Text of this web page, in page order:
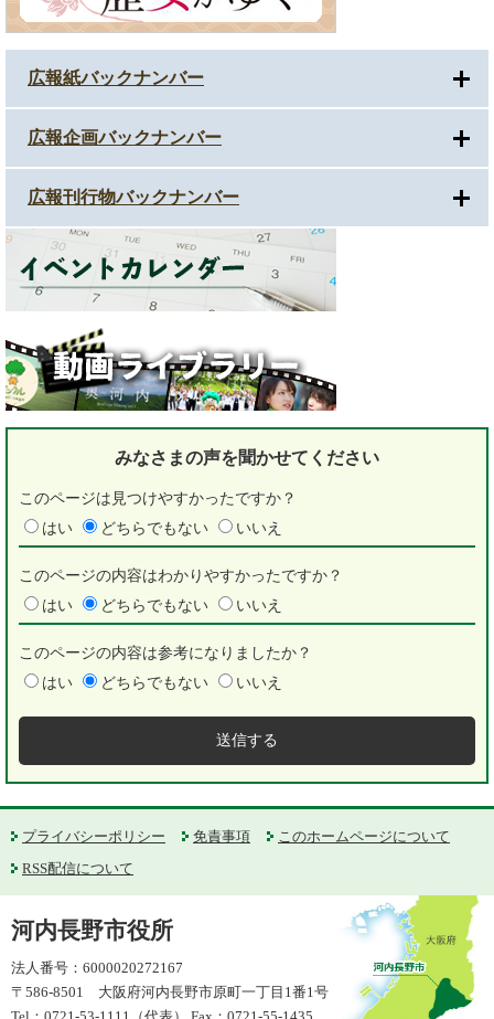
広報紙バックナンバー
広報企画バックナンバー
広報刊行物バックナンバー
みなさまの声を聞かせてください
このページは見つけやすかったですか？
はい
どちらでもない いいえ
このページの内容はわかりやすかったですか？
はい
どちらでもない いいえ
このページの内容は参考になりましたか？
はい
どちらでもない いいえ
プライバシーポリシー 免責事項
このホームページについて
RSS配信について
河内長野市役所
法人番号：6000020272167
〒586-8501 大阪府河内長野市原町一丁目1番1号